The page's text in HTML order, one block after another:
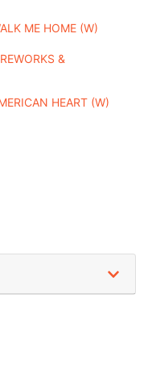
ME HOME (W)
&
HEART (W)